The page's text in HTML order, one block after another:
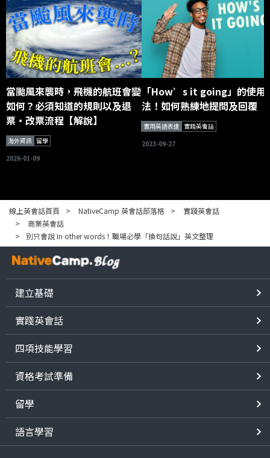
當颱風來襲時，飛機的航班會變
如何？必須知道的規則以及退
票・改票流程【解說】
海外資訊 留學
2026-01-09
「How’s it going」的使用
法！如何熟練地提問及回覆
實用英語表達 實踐英會話
2023-09-27
線上英會話首頁 NativeCamp 英會話部落格
實踐英會話
商業英會話
別只會說 In other words！職場必學「換句話說」英文整理
建立基礎
實踐英會話
四項技能學習
資格考試準備
留學
語言學習